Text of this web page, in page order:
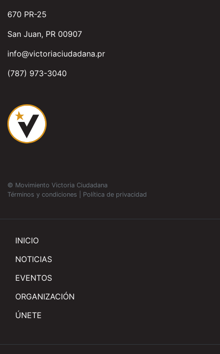
670 PR-25
San Juan, PR 00907
info@victoriaciudadana.pr
(787) 973-3040
© Movimiento Victoria Ciudadana
Términos y condiciones
Política de privacidad
INICIO
NOTICIAS
EVENTOS
ORGANIZACIÓN
ÚNETE